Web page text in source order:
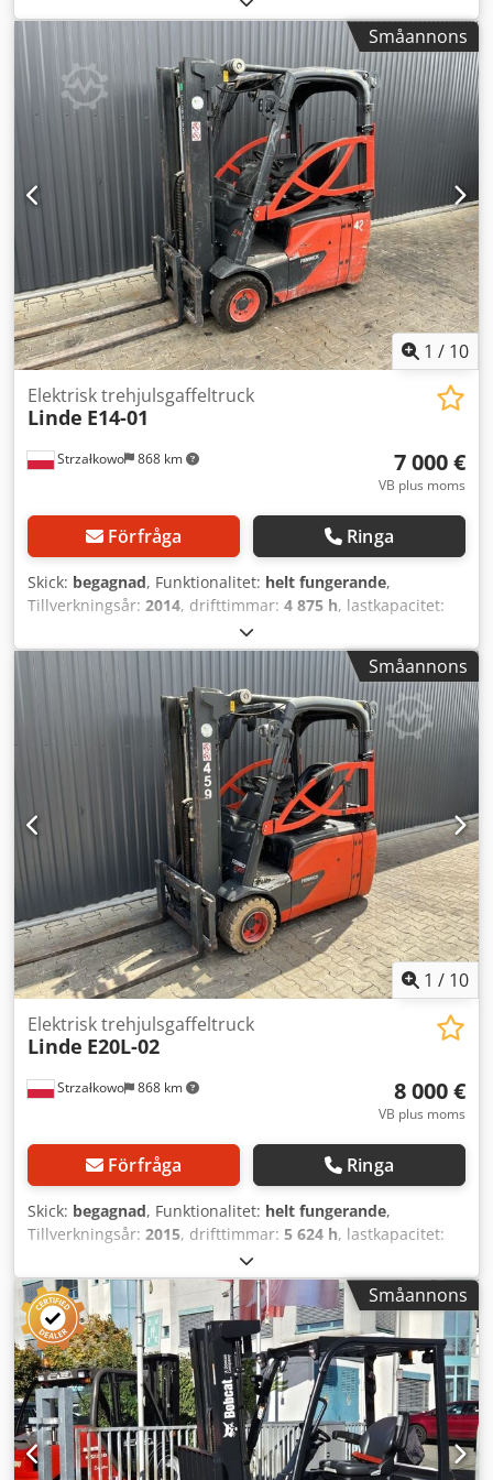
bränsletyp:elektrisk, masttyp:triplex, byggnadshöjd:
2 471 mm
, Elektrisk 3-hjulig truck ISO-
klass: ISO-klass 2 = 1.000 - 2.500 kg Masttyp: Triplex Skick:
Driftsklar och fullt fungerande Tekniskt skick: bra Cedpezri
Hzsfx Agusrf Batterispänning: 48V Sidoförskjutning, 3:e
Småannons
1 / 10
Strzałkowo 868 km
Elektrisk trehjulsgaffeltruck
Linde E14-01
7 000 €
VB plus moms
Förfråga Ringa
Skick: begagnad, Funktionalitet: helt fungerande,
Tillverkningsår: 2014, drifttimmar: 4 875 h, lastkapacitet:
, fri lyfthöjd:
bränsletyp:elektrisk, masttyp:triplex, byggnadshöjd:
, drivtyp:
, Elektrisk 3-hjulig truck ISO-
klass: ISO klass 2 = 1.000 - 2.500 kg Crsdpszq Iz Uofx Agujf
Masttyp: Triplex Skick: Klar för användning och fullt
fungerande Tekniskt skick: bra Batterispänning: 48V Batteri
tillverkningsår: 2020 Sidoskift, 3:e ventil,
Småannons
1 / 10
Strzałkowo 868 km
Elektrisk trehjulsgaffeltruck
Linde E20L-02
8 000 €
VB plus moms
Förfråga Ringa
Skick: begagnad, Funktionalitet: helt fungerande,
Tillverkningsår: 2015, drifttimmar: 5 624 h, lastkapacitet:
, fri lyfthöjd:
bränsletyp:elektrisk, masttyp:triplex, byggnadshöjd:
1 946 mm
, drivtyp: Elektro, Elektrisk 3-hjulig truck ISO-
klass: ISO klass 2 = 1.000 - 2.500 kg Masttyp: Triplex Skick:
Klar för användning och fullt fungerande Crsdozq Iz Iepfx
Aguof Tekniskt skick: bra Batterispänning: 48V Batteri
tillverkningsår: 2020 Sidoskift, 3:e ventil,
Småannons